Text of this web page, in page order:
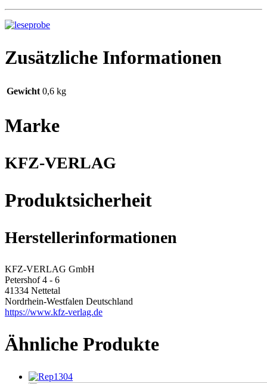
Zusätzliche Informationen
Gewicht 0,6 kg
Marke
KFZ-VERLAG
Produktsicherheit
Herstellerinformationen
KFZ-VERLAG GmbH
Petershof 4 - 6
41334 Nettetal
Nordrhein-Westfalen Deutschland
https://www.kfz-verlag.de
Ähnliche Produkte